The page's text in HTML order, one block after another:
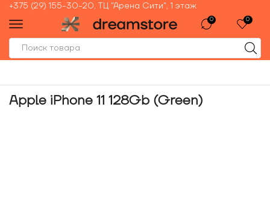
+375 (29) 155-30-20, ТЦ "Арена Сити", 1 этаж
0 0
Apple iPhone 11 128Gb (Green)